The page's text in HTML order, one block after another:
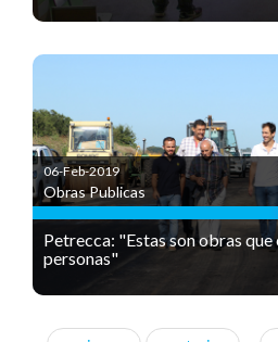
06-Feb-2019
Obras Publicas
Petrecca: "Estas son obras
personas"